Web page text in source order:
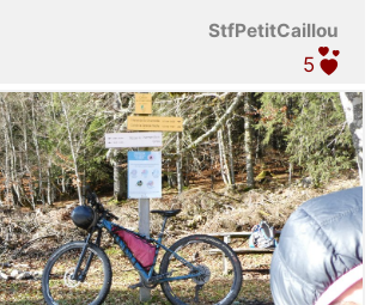
StfPetitCaillou
5